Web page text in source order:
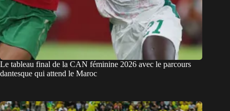
Le tableau final de la CAN féminine 2026 avec le parcours
dantesque qui attend le Maroc